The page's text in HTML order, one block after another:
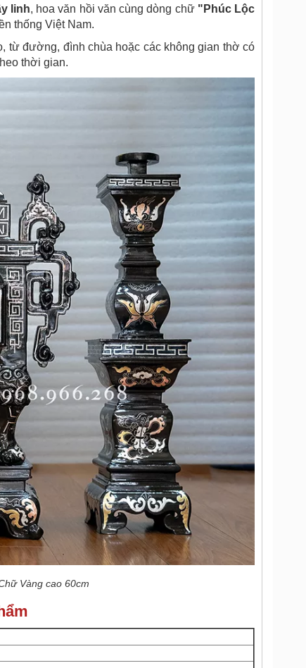
linh, hoa văn hồi văn cùng dòng chữ "Phúc Lộc
thống Việt Nam.
từ đường, đình chùa hoặc các không gian thờ có
thời gian.
Vàng cao 60cm